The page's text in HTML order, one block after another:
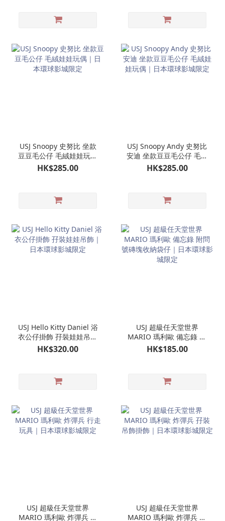
USJ Snoopy 史努比 坐款
豆豆毛公仔 毛絨娃娃玩偶
｜日本環球影城限定
HK$285.00
USJ Snoopy Andy 史努比
安迪 坐款豆豆毛公仔 毛絨
娃娃玩偶｜日本環球影城
HK$285.00
USJ Hello Kitty Daniel 浴
衣公仔掛飾 孖裝娃娃吊飾
｜日本環球影城限定
HK$320.00
USJ 超級任天堂世界
MARIO 瑪利歐 備忘錄 附
問號磚塊收納袋仔｜日本
環球影城限定
HK$185.00
USJ 超級任天堂世界
MARIO 瑪利歐 炸彈兵 行
USJ 超級任天堂世界
MARIO 瑪利歐 炸彈兵 孖